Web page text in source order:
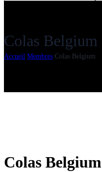
Colas Belgium
Accueil Membres Colas Belgium
Colas Belgium